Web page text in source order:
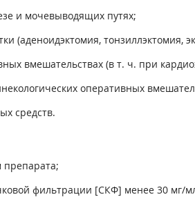
и мочевыводящих путях;
(аденоидэктомия, тонзиллэктомия,
вмешательствах (в т. ч. при
оперативных
средств.
препарата;
фильтрации [СКФ] менее 30 мг/